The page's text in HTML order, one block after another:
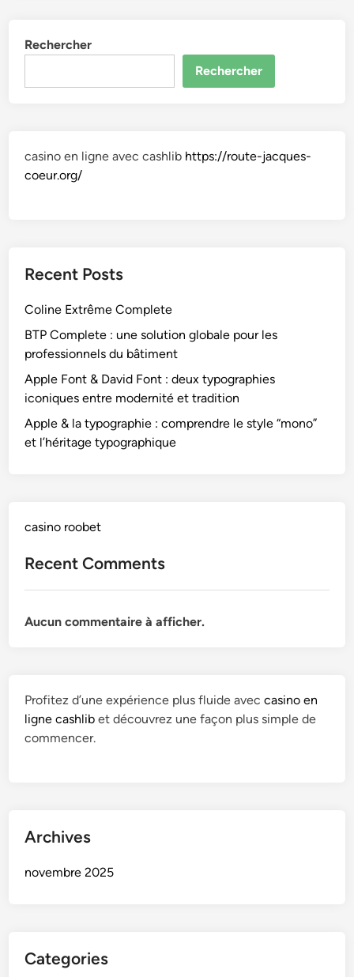
Rechercher
Rechercher
casino en ligne avec cashlib https://route-jacques-
coeur.org/
Recent Posts
Coline Extrême Complete
BTP Complete : une solution globale pour les
professionnels du bâtiment
Apple Font & David Font : deux typographies
iconiques entre modernité et tradition
Apple & la typographie : comprendre le style “mono”
et l’héritage typographique
casino roobet
Recent Comments
Aucun commentaire à afficher.
Profitez d’une expérience plus fluide aveccasino en
ligne cashlib et découvrez une façon plus simple de
commencer.
Archives
novembre 2025
Categories